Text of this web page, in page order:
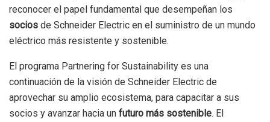
reconocer el papel fundamental que desempeñan los
socios de Schneider Electric en el suministro de un mundo
eléctrico más resistente y sostenible.
El programa Partnering for Sustainability es una
continuación de la visión de Schneider Electric de
aprovechar su amplio ecosistema, para capacitar a sus
socios y avanzar hacia un futuro más sostenible. El